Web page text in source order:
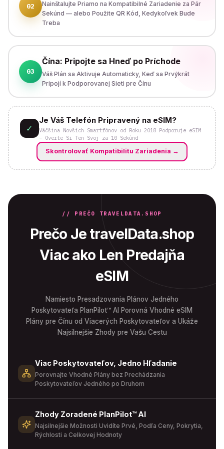
02
Nainštalujte Priamo na Kompatibilné Zariadenie za Pár
Sekúnd — alebo Použite QR Kód, Kedykoľvek Bude
Treba
03
Čína: Pripojte sa Hneď po Príchode
Váš Plán sa Aktivuje Automaticky, Keď sa Prvýkrát
Pripojí k Podporovanej Sieti pre Čínu
✓
Je Váš Telefón Pripravený na eSIM?
Väčšina Novších Smartfónov od Roku 2018 Podporuje eSIM
– Overte Si Ten Svoj za 10 Sekúnd
Skontrolovať Kompatibilitu Zariadenia →
// PREČO TRAVELDATA.SHOP
Prečo Je travelData.shop
Viac ako Len Predajňa
eSIM
Namiesto Presadzovania Plánov Jedného
Poskytovateľa PlanPilot™ AI Porovná Vhodné eSIM
Plány pre Čínu od Viacerých Poskytovateľov a Ukáže
Najsilnejšie Zhody pre Vašu Cestu
Viac Poskytovateľov, Jedno Hľadanie
Porovnajte Vhodné Plány bez Prechádzania
Poskytovateľov Jedného po Druhom
Zhody Zoradené PlanPilot™ AI
Najsilnejšie Možnosti Uvidíte Prvé, Podľa Ceny, Pokrytia,
Rýchlosti a Celkovej Hodnoty